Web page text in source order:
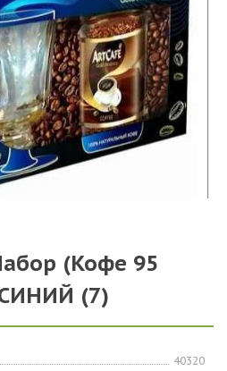
(Кофе 95
СИНИЙ (7)
40320